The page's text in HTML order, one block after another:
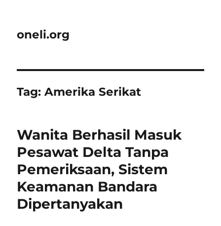
oneli.org
Tag:Amerika Serikat
Wanita Berhasil Masuk
Pesawat Delta Tanpa
Pemeriksaan, Sistem
Keamanan Bandara
Dipertanyakan